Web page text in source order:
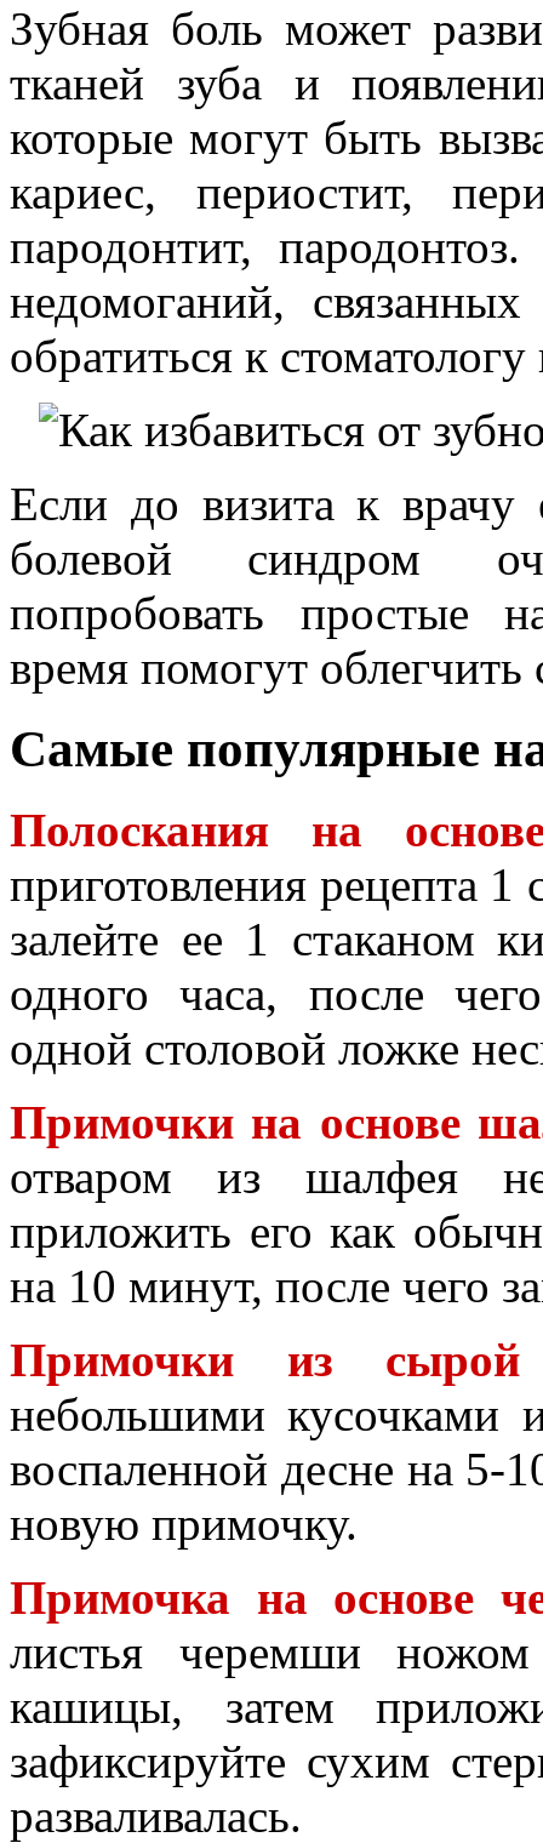
Зубная боль может
тканей зуба и
которые могут быть
кариес, периостит,
пародонтит,
недомоганий,
обратиться к
Если до визита к
болевой синдром
попробовать простые
время помогут облегчить
Самые популярные
Полоскания на
приготовления рецепта
залейте ее 1 стаканом
одного часа, после
одной столовой ложке
Примочки на основе
отваром из шалфея
приложить его как
на 10 минут, после чего
Примочки из сырой
небольшими кусочками
воспаленной десне на 5-
новую примочку.
Примочка на основе
листья черемши
кашицы, затем
зафиксируйте сухим
разваливалась.